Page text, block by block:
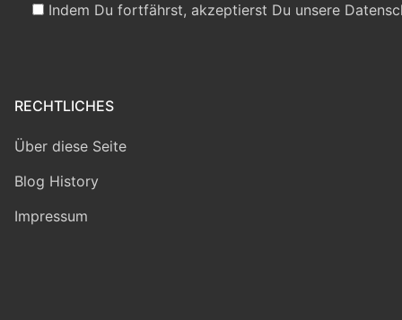
Indem Du fortfährst, akzeptierst Du unsere
RECHTLICHES
Über diese Seite
Blog History
Impressum